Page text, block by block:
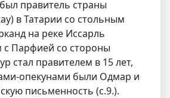
правитель страны
в Татарии со стольным
на реке Иссарль
с Парфией со стороны
стал правителем в 15 лет,
опекунами были Одмар и
письменность (с.9.).